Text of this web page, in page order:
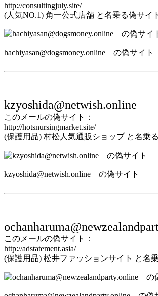
http://consultingjuly.site/
(人気NO.1) 角一公式店舗 と名乗る偽サイ
hachiyasan@dogsmoney.online の偽サイト
kzyoshida@netwish.online
このメールの偽サイト：
http://hotsnursingmarket.site/
(保護用品) 村松人気通販ショップ と名乗
kzyoshida@netwish.online の偽サイト
このメールの偽サイト：
http://adstatement.asia/
(保護用品) 松井ファッションサイト と名